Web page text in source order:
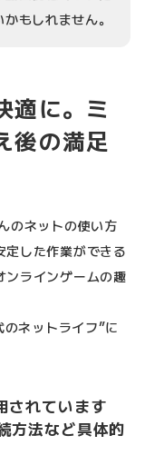
もしれません。
適に。ミ
後の満足
のネットの使い方
定した作業ができる
ンラインゲームの趣
ネットライフ”に
されています
方法など具体的